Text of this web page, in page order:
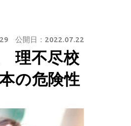
理不尽校
の危険性
公開日： 2022.07.22